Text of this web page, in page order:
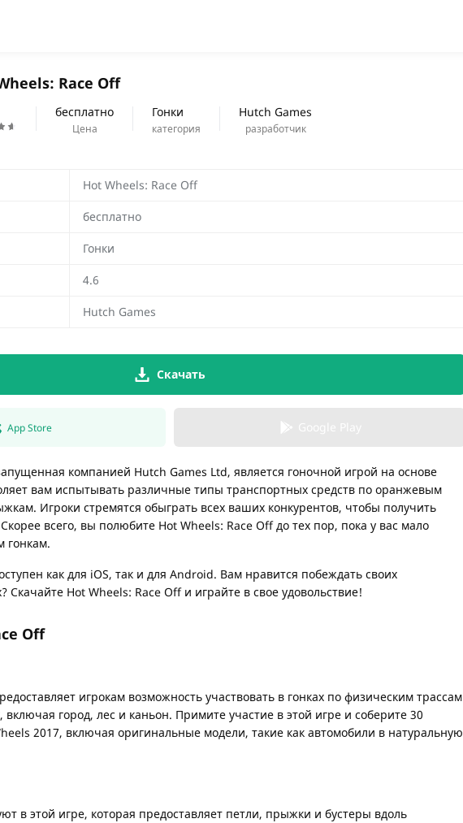
Race Off
бесплатно
Цена
Гонки
категория
Hutch Games
разработчик
Hot Wheels: Race Off
бесплатно
Гонки
4.6
Hutch Games
Скачать
App Store
компанией Hutch Games Ltd, является гоночной игрой на основе
вам испытывать различные типы транспортных средств по оранжевым
Игроки стремятся обыграть всех ваших конкурентов, чтобы получить
всего, вы полюбите Hot Wheels: Race Off до тех пор, пока у вас мало
гонкам.
как для iOS, так и для Android. Вам нравится побеждать своих
Скачайте Hot Wheels: Race Off и играйте в свое удовольствие!
Off
игрокам возможность участвовать в гонках по физическим трассам
включая город, лес и каньон. Примите участие в этой игре и соберите 30
2017, включая оригинальные модели, такие как автомобили в натуральную
в этой игре, которая предоставляет петли, прыжки и бустеры вдоль